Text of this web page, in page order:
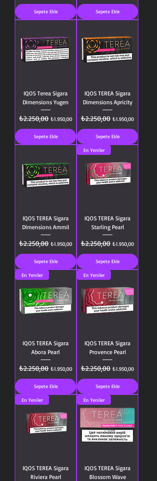
Sepete Ekle Sepete Ekle
IQOS Terea Sigara
Dimensions Yugen
Normal Fiyat
₺2.250,00 İndirimli Fiyat
₺1.950,00
Sepete Ekle
IQOS TEREA Sigara
Dimensions Apricity
Normal Fiyat
₺2.250,00 İndirimli Fiyat
₺1.950,00
Sepete Ekle
IQOS TEREA Sigara
Dimensions Ammil
Normal Fiyat
₺2.250,00 İndirimli Fiyat
₺1.950,00
Sepete Ekle
En Yeniler
IQOS TEREA Sigara
Starling Pearl
Normal Fiyat
₺2.250,00 İndirimli Fiyat
₺1.950,00
Sepete Ekle
En Yeniler
IQOS TEREA Sigara
Abora Pearl
Normal Fiyat
₺2.250,00 İndirimli Fiyat
₺1.950,00
Sepete Ekle
En Yeniler
IQOS TEREA Sigara
Provence Pearl
Normal Fiyat
₺2.250,00 İndirimli Fiyat
₺1.950,00
Sepete Ekle
En Yeniler
IQOS TEREA Sigara
Riviera Pearl
En Yeniler
IQOS TEREA Sigara
Blossom Wave